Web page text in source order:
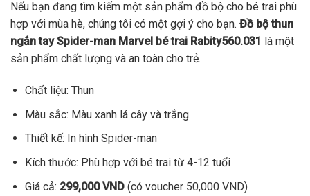
Nếu bạn đang tìm kiếm một sản phẩm đồ bộ cho bé trai phù
hợp với mùa hè, chúng tôi có một gợi ý cho bạn. Đồ bộ thun
ngắn tay Spider-man Marvel bé trai Rabity560.031
là một
sản phẩm chất lượng và an toàn cho trẻ.
Chất liệu: Thun
Màu sắc: Màu xanh lá cây và trắng
Thiết kế: In hình Spider-man
Kích thước: Phù hợp với bé trai từ 4-12 tuổi
Giá cả: 299,000 VND(có voucher 50,000 VND)